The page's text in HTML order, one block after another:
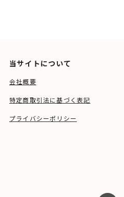
当サイトについて
会社概要
特定商取引法に基づく表記
プライバシーポリシー